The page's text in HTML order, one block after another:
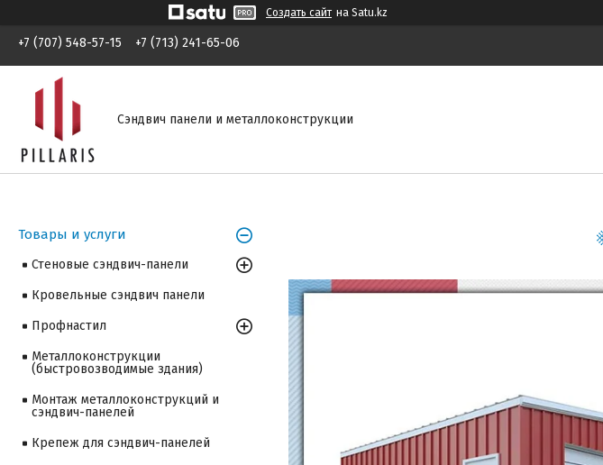
Создать сайт на Satu.kz
+7 (707) 548-57-15 +7 (713) 241-65-06
Сэндвич панели и металлоконструкции
Товары и услуги
Стеновые сэндвич-панели
Кровельные сэндвич панели
Профнастил
Металлоконструкции
(быстровозводимые здания)
Монтаж металлоконструкций и
сэндвич-панелей
Крепеж для сэндвич-панелей